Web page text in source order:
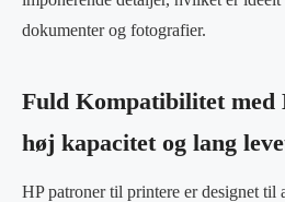
dokumenter og fotografier.
Fuld Kompatibilitet med
høj kapacitet og lang
HP patroner til printere er designet